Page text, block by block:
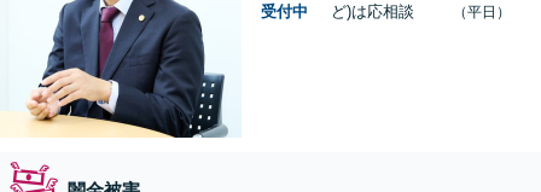
受付中
ど)は応相談
（平日）